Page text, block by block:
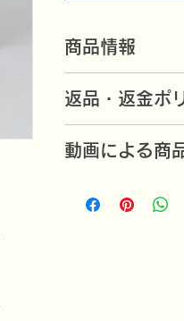
商品情報
返品・返金ポ
いたします。（返品
商品到着後一週間以
動画による商